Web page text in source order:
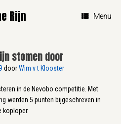
Rijn Menu
stomen door
doorWim v t Klooster
in de Nevobo competitie. Met
werden 5 punten bijgeschreven in
koploper.